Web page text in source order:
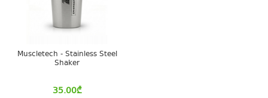
Muscletech - Stainless Steel
Shaker
35.00₾